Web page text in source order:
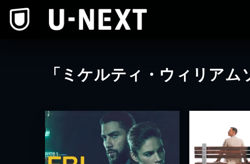
「ミケルティ・ウィリア